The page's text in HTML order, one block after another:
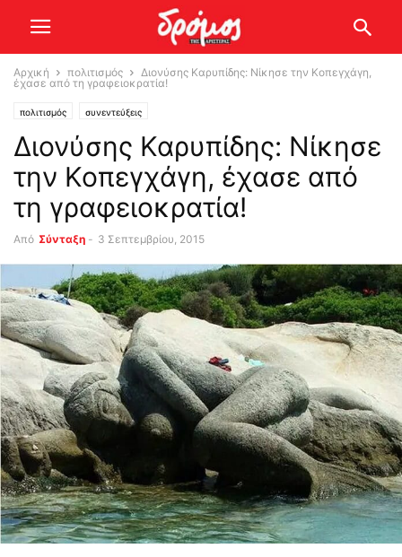
Αρχική πολιτισμός
Διονύσης Καρυπίδης: Νίκησε την Κοπεγχάγη,
έχασε από τη γραφειοκρατία!
πολιτισμός συνεντεύξεις
Διονύσης Καρυπίδης: Νίκησε
την Κοπεγχάγη, έχασε από
τη γραφειοκρατία!
Από Σύνταξη - 3 Σεπτεμβρίου, 2015